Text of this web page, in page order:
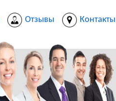
Отзывы Контакты